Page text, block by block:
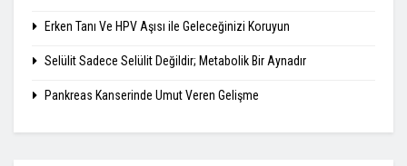
Erken Tanı Ve HPV Aşısı ile Geleceğinizi Koruyun
Selülit Sadece Selülit Değildir; Metabolik Bir Aynadır
Pankreas Kanserinde Umut Veren Gelişme